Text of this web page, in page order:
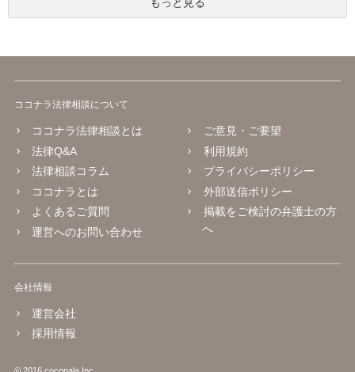
ココナラ法律相談について
ココナラ法律相談とは
法律Q&A
法律相談コラム
ココナラとは
よくあるご質問
運営へのお問い合わせ
ご意見・ご要望
利用規約
プライバシーポリシー
外部送信ポリシー
掲載をご検討の弁護士の方
へ
会社情報
運営会社
採用情報